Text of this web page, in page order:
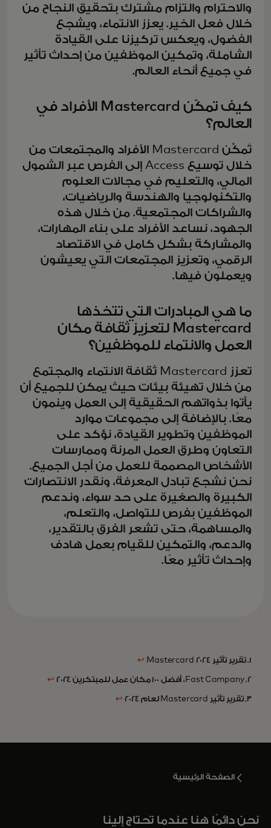
والاحترام والتزام مشترك بتحقيق النجاح من
خلال فعل الخير. يعزز الانتماء، ويشجع
الفضول، ويعكس تركيزنا على القيادة
الشاملة، وتمكين الموظفين من إحداث تأثير
في جميع أنحاء العالم.
كيف تمكّن Mastercard الأفراد في
العالم؟
تُمكِّن Mastercard الأفراد والمجتمعات من
خلال توسيع Access إلى الفرص عبر الشمول
المالي، والتعليم في مجالات العلوم
والتكنولوجيا والهندسة والرياضيات،
والشراكات المجتمعية. من خلال هذه
الجهود، نساعد الأفراد على بناء المهارات،
والمشاركة بشكل كامل في الاقتصاد
الرقمي، وتعزيز المجتمعات التي يعيشون
ويعملون فيها.
ما هي المبادرات التي تتخذها
Mastercard لتعزيز ثقافة مكان
العمل والانتماء للموظفين؟
تعزز Mastercard ثقافة الانتماء والمجتمع
من خلال تهيئة بيئات حيث يمكن للجميع أن
يأتوا بذواتهم الحقيقية إلى العمل وينمون
معًا. بالإضافة إلى مجموعات موارد
الموظفين وتطوير القيادة، نؤكد على
التعاون وطرق العمل المرنة وممارسات
الأشخاص المصممة للعمل من أجل الجميع.
نحن نشجع تبادل المعرفة، ونقدر الانتصارات
الكبيرة والصغيرة على حد سواء، وندعم
الموظفين بفرص للتواصل، والتعلم،
والمساهمة، حتى تشعر الفرق بالتقدير،
والدعم، والتمكين للقيام بعمل هادف
وإحداث تأثير معًا.
1. تقرير تأثير Mastercard 2024 ↩
2. Fast Company، أفضل 100 مكان عمل للمبتكرين 2024 ↩
3. تقرير تأثير Mastercard لعام 2024 ↩
الصفحة الرئيسية
نحن دائمًا هنا عندما تحتاج إلينا